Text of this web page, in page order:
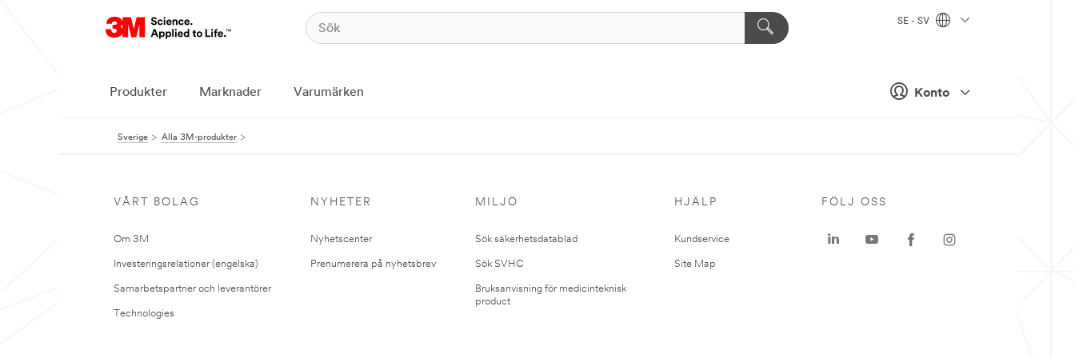
Konto
SE - SV
Produkter Marknader Varumärken
Sverige Alla 3M-produkter
VÅRT BOLAG
Om 3M
Investeringsrelationer (engelska)
Samarbetspartner och leverantörer
Technologies
NYHETER
Nyhetscenter
Prenumerera på nyhetsbrev
MILJÖ
Sök säkerhetsdatablad
Sök SVHC
Bruksanvisning för medicinteknisk
product
HJÄLP
Kundservice
Site Map
FÖLJ OSS